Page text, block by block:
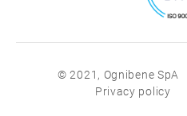
© 2021, Ognibene SpA
Privacy policy